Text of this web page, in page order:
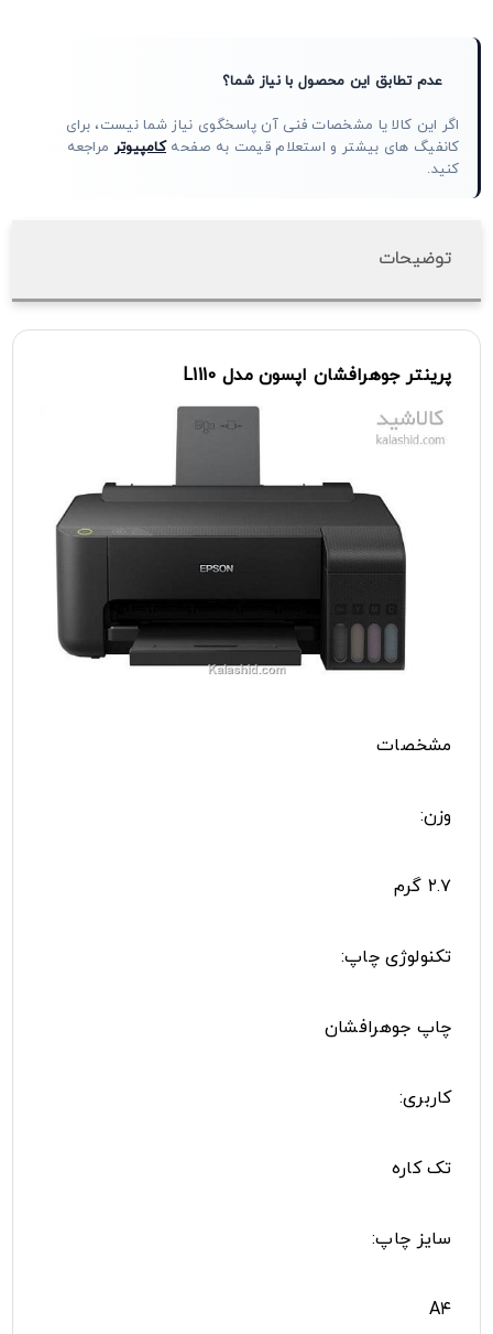
عدم تطابق این محصول با نیاز شما؟
اگر این کالا یا مشخصات فنی آن پاسخگوی نیاز شما نیست، برای
کانفیگ های بیشتر و استعلام قیمت به صفحهکامپیوتر مراجعه
کنید.
توضیحات
پرینتر جوهرافشان اپسون مدل L1110
مشخصات
وزن:
۲.۷ گرم
تکنولوژی چاپ:
چاپ جوهرافشان
کاربری:
تک کاره
سایز چاپ:
A۴